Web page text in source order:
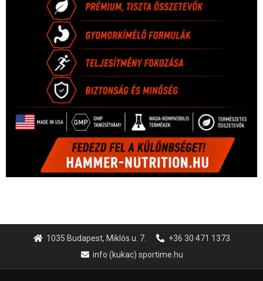
1035 Budapest, Miklós u. 7.
+36 30 471 1373
info (kukac) sportime.hu